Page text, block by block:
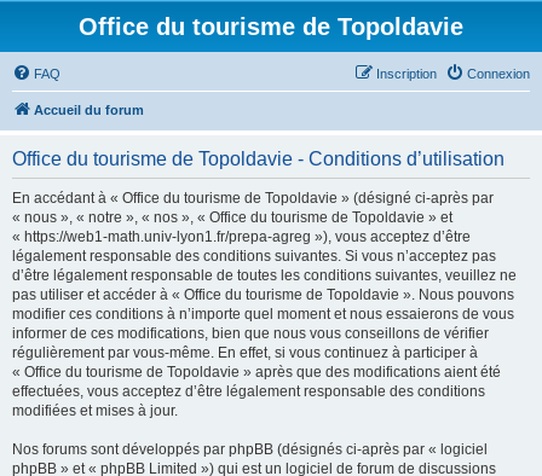
Office du tourisme de Topoldavie
FAQ Connexion
Inscription
Accueil du forum
Office du tourisme de Topoldavie - Conditions d’utilisation
En accédant à « Office du tourisme de Topoldavie » (désigné ci-après par
« nous », « notre », « nos », « Office du tourisme de Topoldavie » et
« https://web1-math.univ-lyon1.fr/prepa-agreg »), vous acceptez d’être
légalement responsable des conditions suivantes. Si vous n’acceptez pas
d’être légalement responsable de toutes les conditions suivantes, veuillez ne
pas utiliser et accéder à « Office du tourisme de Topoldavie ». Nous pouvons
modifier ces conditions à n’importe quel moment et nous essaierons de vous
informer de ces modifications, bien que nous vous conseillons de vérifier
régulièrement par vous-même. En effet, si vous continuez à participer à
« Office du tourisme de Topoldavie » après que des modifications aient été
effectuées, vous acceptez d’être légalement responsable des conditions
modifiées et mises à jour.
Nos forums sont développés par phpBB (désignés ci-après par « logiciel
phpBB » et « phpBB Limited ») qui est un logiciel de forum de discussions